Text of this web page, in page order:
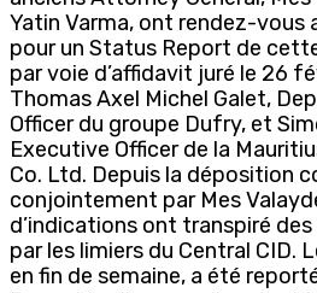
Yatin Varma, ont rendez-vous
pour un Status Report de
par voie d’affidavit juré le 26
Thomas Axel Michel Galet,
Officer du groupe Dufry, et
Executive Officer de la
Co. Ltd. Depuis la déposition
conjointement par Mes
d’indications ont transpiré
par les limiers du Central CID.
en fin de semaine, a été